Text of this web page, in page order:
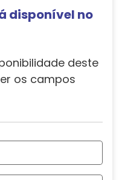
disponível no
deste
os campos